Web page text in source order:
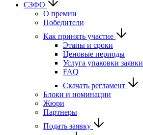
СЗФО
О премии
Победители
Как принять участие
Этапы и сроки
Ценовые периоды
Услуга упаковки заявки
FAQ
Скачать регламент
Блоки и номинации
Жюри
Партнеры
Подать заявку